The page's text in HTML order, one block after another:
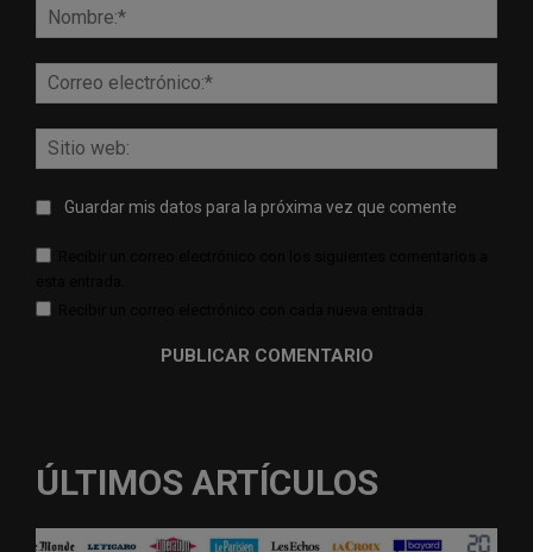
Guardar mis datos para la próxima vez que comente
ÚLTIMOS ARTÍCULOS